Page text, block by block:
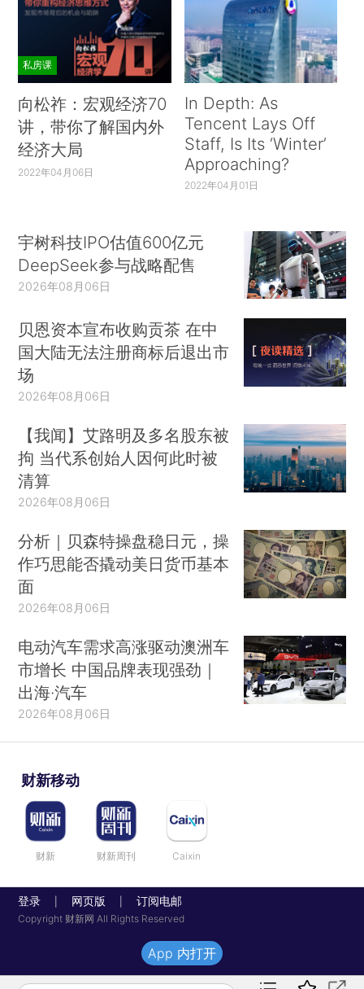
私房课
向松祚：宏观经济70
讲，带你了解国内外
经济大局
2022年04月06日
In Depth: As
Tencent Lays Off
Staff, Is Its ‘Winter’
Approaching?
2022年04月01日
宇树科技IPO估值600亿元
DeepSeek参与战略配售
2026年08月06日
贝恩资本宣布收购贡茶 在中
国大陆无法注册商标后退出市
场
2026年08月06日
【我闻】艾路明及多名股东被
拘 当代系创始人因何此时被
清算
2026年08月06日
分析｜贝森特操盘稳日元，操
作巧思能否撬动美日货币基本
面
2026年08月06日
电动汽车需求高涨驱动澳洲车
市增长 中国品牌表现强劲｜
出海·汽车
2026年08月06日
财新移动
财新 财新周刊 Caixin
登录 网页版 订阅电邮
Copyright 财新网 All Rights Reserved
App 内打开